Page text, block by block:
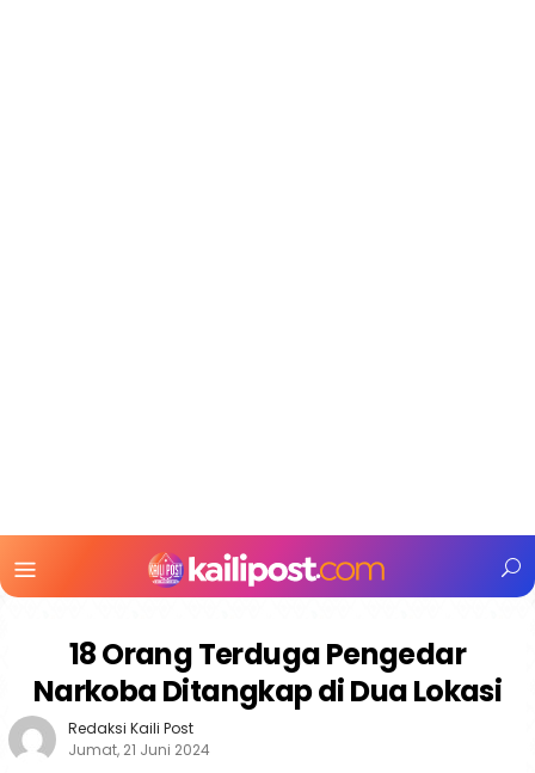
Mobile
18 Orang Terduga Pengedar
Narkoba Ditangkap di Dua Lokasi
Redaksi Kaili Post
Jumat, 21 Juni 2024